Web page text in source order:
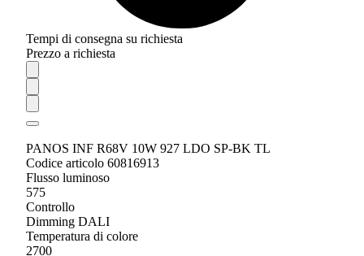
Tempi di consegna su richiesta
Prezzo a richiesta
PANOS INF R68V 10W 927 LDO SP-BK TL
Codice articolo 60816913
Flusso luminoso
575
Controllo
Dimming DALI
Temperatura di colore
2700